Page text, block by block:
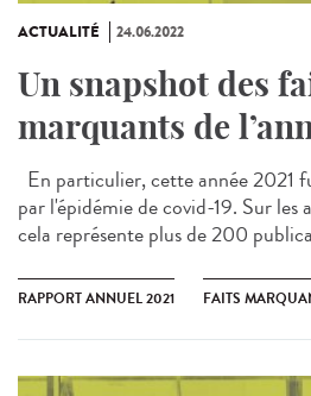
ACTUALITÉ 24.06.2022
Un snapshot des
marquants de
En particulier, cette année 2021
par l'épidémie de covid-19. Sur les
cela représente plus de 200
RAPPORT ANNUEL 2021 FAITS